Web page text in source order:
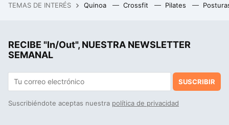
TEMAS DE INTERÉS Quinoa Crossfit Pilates
RECIBE "In/Out", NUESTRA NEWSLETTER
SEMANAL
SUSCRIBIR
Suscribiéndote aceptas nuestra política de privacidad